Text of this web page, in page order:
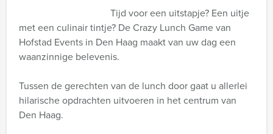
Tijd voor een uitstapje? Een uitje
met een culinair tintje? De Crazy Lunch Game van
Hofstad Events in Den Haag maakt van uw dag een
waanzinnige belevenis.
Tussen de gerechten van de lunch door gaat u allerlei
hilarische opdrachten uitvoeren in het centrum van
Den Haag.